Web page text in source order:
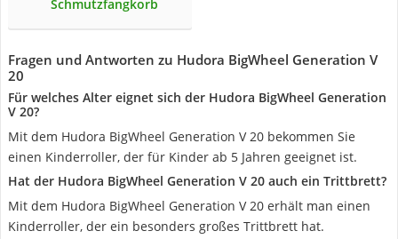
Schmutzfangkorb
Fragen und Antworten zu Hudora BigWheel Generation V
20
Für welches Alter eignet sich der Hudora BigWheel Generation
V 20?
Mit dem Hudora BigWheel Generation V 20 bekommen Sie
einen Kinderroller, der für Kinder ab 5 Jahren geeignet ist.
Hat der Hudora BigWheel Generation V 20 auch ein Trittbrett?
Mit dem Hudora BigWheel Generation V 20 erhält man einen
Kinderroller, der ein besonders großes Trittbrett hat.